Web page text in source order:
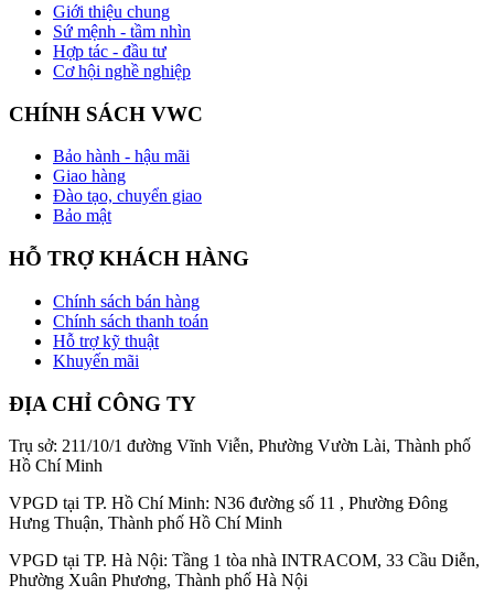
Giới thiệu chung
Sứ mệnh - tầm nhìn
Hợp tác - đầu tư
Cơ hội nghề nghiệp
CHÍNH SÁCH VWC
Bảo hành - hậu mãi
Giao hàng
Đào tạo, chuyển giao
Bảo mật
HỖ TRỢ KHÁCH HÀNG
Chính sách bán hàng
Chính sách thanh toán
Hỗ trợ kỹ thuật
Khuyến mãi
ĐỊA CHỈ CÔNG TY
Trụ sở: 211/10/1 đường Vĩnh Viễn, Phường Vườn Lài, Thành phố
Hồ Chí Minh
VPGD tại TP. Hồ Chí Minh: N36 đường số 11 , Phường Đông
Hưng Thuận, Thành phố Hồ Chí Minh
VPGD tại TP. Hà Nội: Tầng 1 tòa nhà INTRACOM, 33 Cầu Diễn,
Phường Xuân Phương, Thành phố Hà Nội